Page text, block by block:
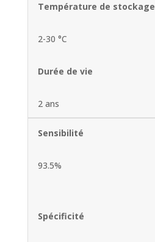
Température de stockage
2-30 °C
Durée de vie
2 ans
Sensibilité
93.5%
Spécificité